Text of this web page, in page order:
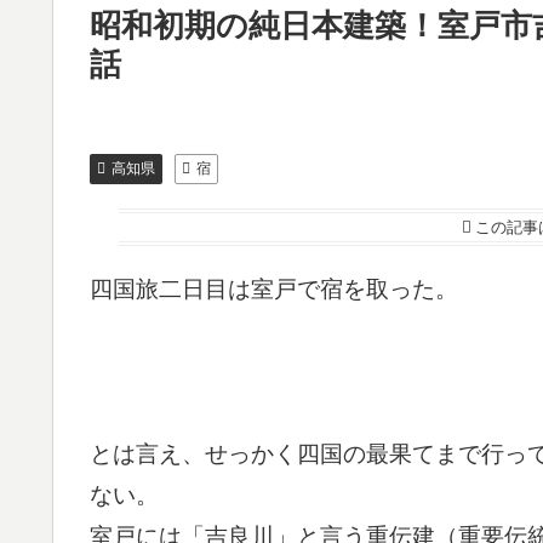
昭和初期の純日本建築！室戸
話
高知県 宿
この記事
四国旅二日目は室戸で宿を取った。
とは言え、せっかく四国の最果てまで行
ない。
室戸には「吉良川」と言う重伝建（重要伝